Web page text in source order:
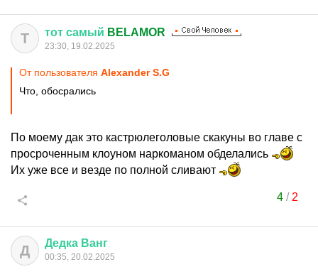
Т тот самый BELAMOR
23:30, 19.02.2025
От пользователя Alexander S.G
Что, обосрались
По моему дак это кастрюлеголовые скакуны во главе с
просроченным клоуном наркоманом обделались
Их уже все и везде по полной сливают
4/ 2
Д Дедка Ванг
00:35, 20.02.2025